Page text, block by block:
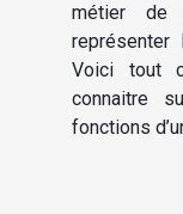
métier de
Voici tout
connaitre
fonctions